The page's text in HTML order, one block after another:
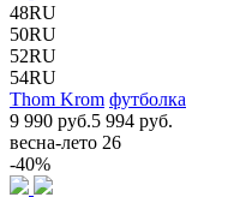
48RU
50RU
52RU
54RU
Thom Krom футболка
9 990 руб.5 994 руб.
весна-лето 26
-40%